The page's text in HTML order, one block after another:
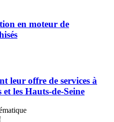
en moteur de
leur offre de services à
les Hauts-de-Seine